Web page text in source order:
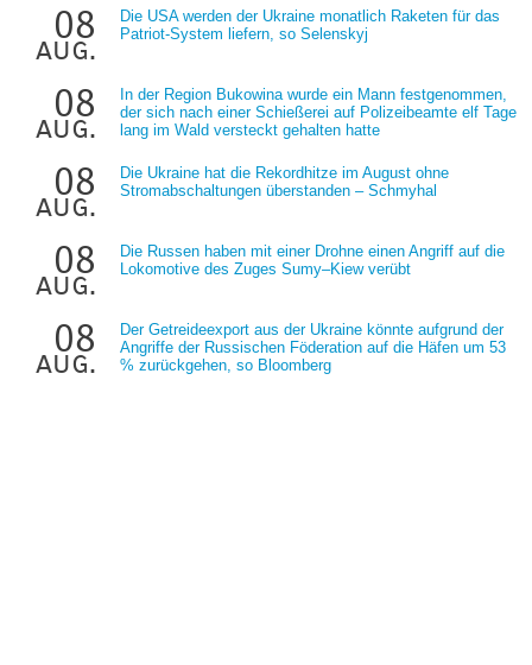
08
aug.
Die USA werden der Ukraine monatlich Raketen für das
Patriot-System liefern, so Selenskyj
08
aug.
In der Region Bukowina wurde ein Mann festgenommen,
der sich nach einer Schießerei auf Polizeibeamte elf Tage
lang im Wald versteckt gehalten hatte
08
aug.
Die Ukraine hat die Rekordhitze im August ohne
Stromabschaltungen überstanden – Schmyhal
08
aug.
Die Russen haben mit einer Drohne einen Angriff auf die
Lokomotive des Zuges Sumy–Kiew verübt
08
aug.
Der Getreideexport aus der Ukraine könnte aufgrund der
Angriffe der Russischen Föderation auf die Häfen um 53
% zurückgehen, so Bloomberg